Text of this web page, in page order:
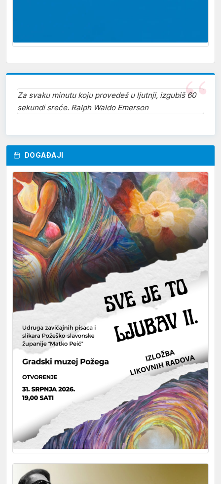
Za svaku minutu koju provedeš u ljutnji, izgubiš 60
sekundi sreće. Ralph Waldo Emerson
DOGAĐAJI